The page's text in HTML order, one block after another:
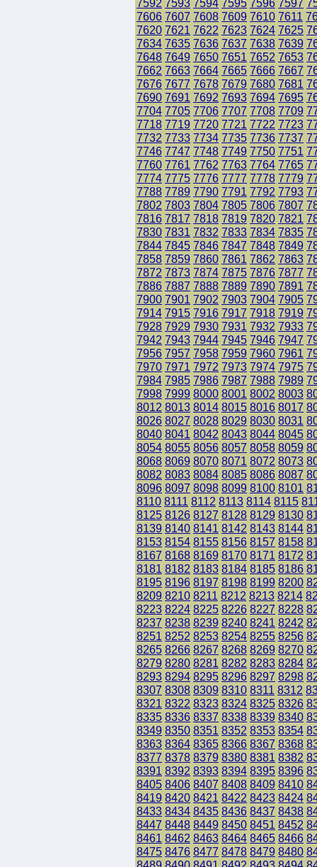
7592 7593 7594 7595 7596 7597
7606 7607 7608 7609 7610 7611
7620 7621 7622 7623 7624 7625
7634 7635 7636 7637 7638 7639
7648 7649 7650 7651 7652 7653
7662 7663 7664 7665 7666 7667
7676 7677 7678 7679 7680 7681
7690 7691 7692 7693 7694 7695
7704 7705 7706 7707 7708 7709
7718 7719 7720 7721 7722 7723
7732 7733 7734 7735 7736 7737
7746 7747 7748 7749 7750 7751
7760 7761 7762 7763 7764 7765
7774 7775 7776 7777 7778 7779
7788 7789 7790 7791 7792 7793
7802 7803 7804 7805 7806 7807
7816 7817 7818 7819 7820 7821
7830 7831 7832 7833 7834 7835
7844 7845 7846 7847 7848 7849
7858 7859 7860 7861 7862 7863
7872 7873 7874 7875 7876 7877
7886 7887 7888 7889 7890 7891
7900 7901 7902 7903 7904 7905
7914 7915 7916 7917 7918 7919
7928 7929 7930 7931 7932 7933
7942 7943 7944 7945 7946 7947
7956 7957 7958 7959 7960 7961
7970 7971 7972 7973 7974 7975
7984 7985 7986 7987 7988 7989
7998 7999 8000 8001 8002 8003
8012 8013 8014 8015 8016 8017
8026 8027 8028 8029 8030 8031
8040 8041 8042 8043 8044 8045
8054 8055 8056 8057 8058 8059
8068 8069 8070 8071 8072 8073
8082 8083 8084 8085 8086 8087
8096 8097 8098 8099 8100 8101
8110 8111 8112 8113 8114 8115
8125 8126 8127 8128 8129 8130
8139 8140 8141 8142 8143 8144
8153 8154 8155 8156 8157 8158
8167 8168 8169 8170 8171 8172
8181 8182 8183 8184 8185 8186
8195 8196 8197 8198 8199 8200
8209 8210 8211 8212 8213 8214
8223 8224 8225 8226 8227 8228
8237 8238 8239 8240 8241 8242
8251 8252 8253 8254 8255 8256
8265 8266 8267 8268 8269 8270
8279 8280 8281 8282 8283 8284
8293 8294 8295 8296 8297 8298
8307 8308 8309 8310 8311 8312
8321 8322 8323 8324 8325 8326
8335 8336 8337 8338 8339 8340
8349 8350 8351 8352 8353 8354
8363 8364 8365 8366 8367 8368
8377 8378 8379 8380 8381 8382
8391 8392 8393 8394 8395 8396
8405 8406 8407 8408 8409 8410
8419 8420 8421 8422 8423 8424
8433 8434 8435 8436 8437 8438
8447 8448 8449 8450 8451 8452
8461 8462 8463 8464 8465 8466
8475 8476 8477 8478 8479 8480